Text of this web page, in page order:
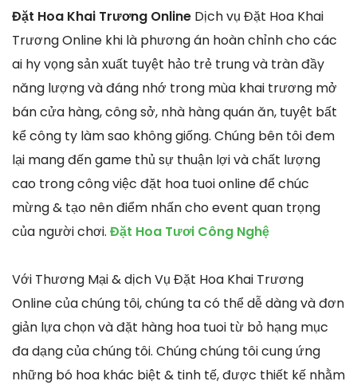
Đặt Hoa Khai Trương Online Dịch vụ Đặt Hoa Khai
Trương Online khi là phương án hoàn chỉnh cho các
ai hy vọng sản xuất tuyệt hảo trẻ trung và tràn đầy
năng lượng và đáng nhớ trong mùa khai trương mở
bán cửa hàng, công sở, nhà hàng quán ăn, tuyệt bất
kể công ty làm sao không giống. Chúng bên tôi đem
lại mang đến game thủ sự thuận lợi và chất lượng
cao trong công việc đặt hoa tuoi online để chúc
mừng & tạo nên điểm nhấn cho event quan trọng
của người chơi. Đặt Hoa Tươi Công Nghệ
Với Thương Mại & dịch Vụ Đặt Hoa Khai Trương
Online của chúng tôi, chúng ta có thể dễ dàng và đơn
giản lựa chọn và đặt hàng hoa tuoi từ bỏ hạng mục
đa dạng của chúng tôi. Chúng chúng tôi cung ứng
những bó hoa khác biệt & tinh tế, được thiết kế nhằm